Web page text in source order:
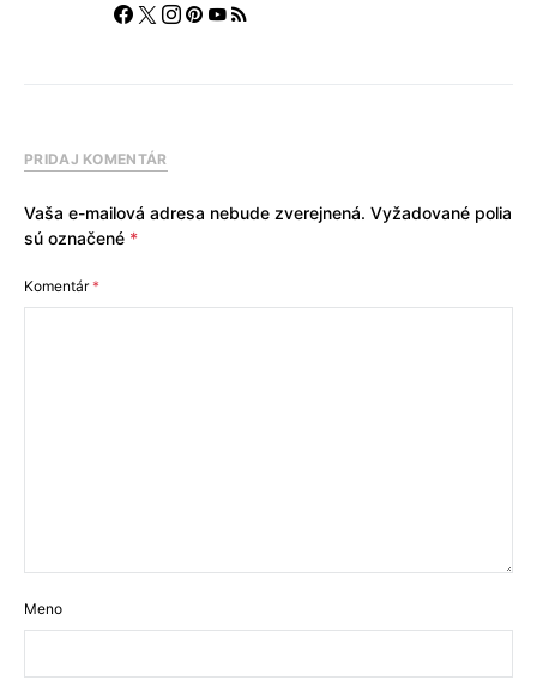
PRIDAJ KOMENTÁR
Vaša e-mailová adresa nebude zverejnená. Vyžadované polia
sú označené *
Komentár*
Meno